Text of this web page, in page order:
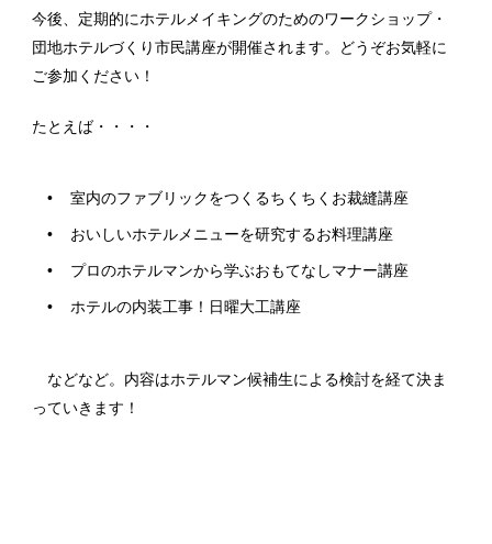
今後、定期的にホテルメイキングのためのワークショップ・
団地ホテルづくり市民講座が開催されます。どうぞお気軽に
ご参加ください！
たとえば・・・・
室内のファブリックをつくるちくちくお裁縫講座
おいしいホテルメニューを研究するお料理講座
プロのホテルマンから学ぶおもてなしマナー講座
ホテルの内装工事！日曜大工講座
などなど。内容はホテルマン候補生による検討を経て決ま
っていきます！